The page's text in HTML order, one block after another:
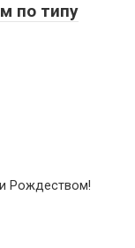
по типу
Рождеством!